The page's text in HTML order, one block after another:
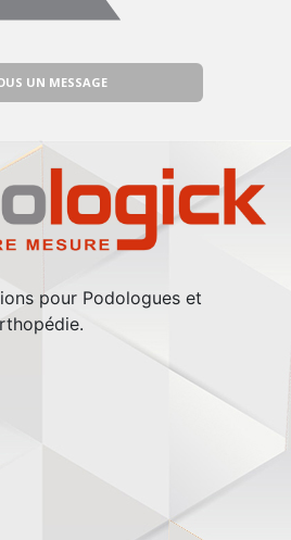
UN MESSAGE
pour Podologues et